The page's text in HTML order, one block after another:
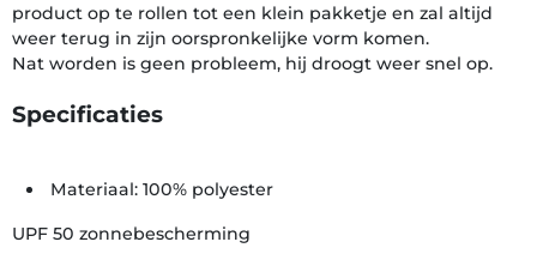
product op te rollen tot een klein pakketje en zal altijd
weer terug in zijn oorspronkelijke vorm komen.
Nat worden is geen probleem, hij droogt weer snel op.
Specificaties
Materiaal: 100% polyester
UPF 50 zonnebescherming